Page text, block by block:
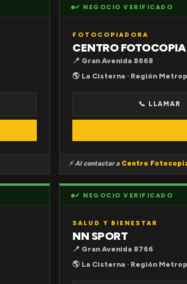
✔ NEGOCIO VERIFICADO
FOTOCOPIADORA
CENTRO
📍 Gran Avenida 8668
🌎 La Cisterna · Región
📞 LLAMAR
⚡ Al contactar a Centro
✔ NEGOCIO VERIFICADO
SALUD Y BIENESTAR
NN SPORT
📍 Gran Avenida 8766
🌎 La Cisterna · Región